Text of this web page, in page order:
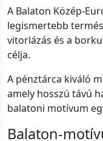
A Balaton Közép-
legismertebb
vitorlázás és a
célja.
A pénztárca kiváló
amely hosszú távú
balatoni motívum
Balaton-